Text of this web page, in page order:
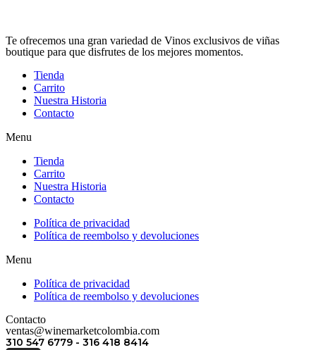
Te ofrecemos una gran variedad de Vinos exclusivos de viñas
boutique para que disfrutes de los mejores momentos.
Tienda
Carrito
Nuestra Historia
Contacto
Menu
Tienda
Carrito
Nuestra Historia
Contacto
Política de privacidad
Política de reembolso y devoluciones
Menu
Política de privacidad
Política de reembolso y devoluciones
Contacto
ventas@winemarketcolombia.com
310 547 6779 - 316 418 8414